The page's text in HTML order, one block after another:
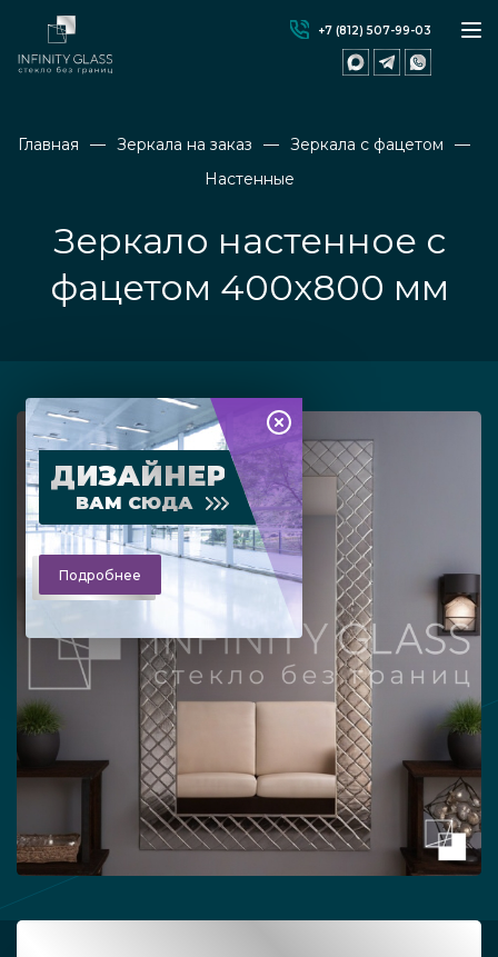
+7 (812) 507-99-03
Главная Зеркала на заказ
Зеркала с фацетом
Настенные
Зеркало настенное с
фацетом 400x800 мм
ДИЗАЙНЕР
ВАМ СЮДА
Подробнее